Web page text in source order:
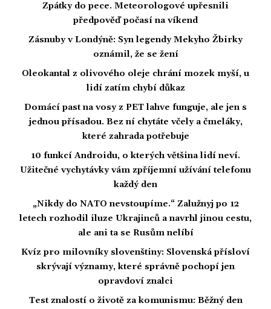
Zpátky do pece. Meteorologové upřesnili
předpověď počasí na víkend
Zásnuby v Londýně: Syn legendy Mekyho Žbirky
oznámil, že se žení
Oleokantal z olivového oleje chrání mozek myší, u
lidí zatím chybí důkaz
Domácí past na vosy z PET lahve funguje, ale jen s
jednou přísadou. Bez ní chytáte včely a čmeláky,
které zahrada potřebuje
10 funkcí Androidu, o kterých většina lidí neví.
Užitečné vychytávky vám zpříjemní užívání telefonu
každý den
„Nikdy do NATO nevstoupíme.“ Zalužnyj po 12
letech rozhodil iluze Ukrajinců a navrhl jinou cestu,
ale ani ta se Rusům nelíbí
Kvíz pro milovníky slovenštiny: Slovenská přísloví
skrývají významy, které správně pochopí jen
opravdoví znalci
Test znalostí o životě za komunismu: Běžný den